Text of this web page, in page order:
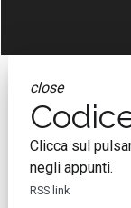
close
Clicca sul
negli appunti.
RSS link